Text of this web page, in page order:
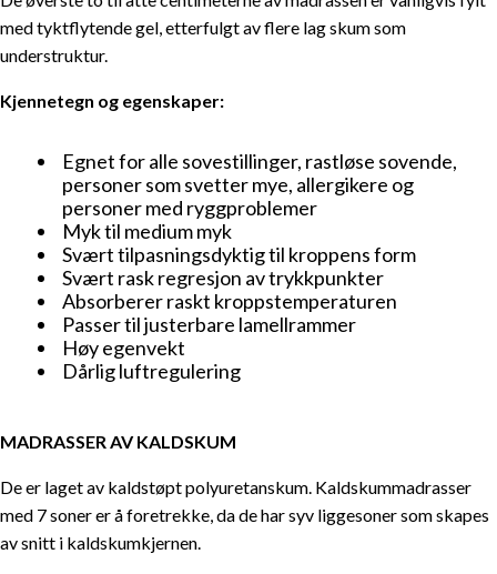
med tyktflytende gel, etterfulgt av flere lag skum som
understruktur.
Kjennetegn og egenskaper:
Egnet for alle sovestillinger, rastløse sovende,
personer som svetter mye, allergikere og
personer med ryggproblemer
Myk til medium myk
Svært tilpasningsdyktig til kroppens form
Svært rask regresjon av trykkpunkter
Absorberer raskt kroppstemperaturen
Passer til justerbare lamellrammer
Høy egenvekt
Dårlig luftregulering
MADRASSER AV KALDSKUM
De er laget av kaldstøpt polyuretanskum. Kaldskummadrasser
med 7 soner er å foretrekke, da de har syv liggesoner som skapes
av snitt i kaldskumkjernen.